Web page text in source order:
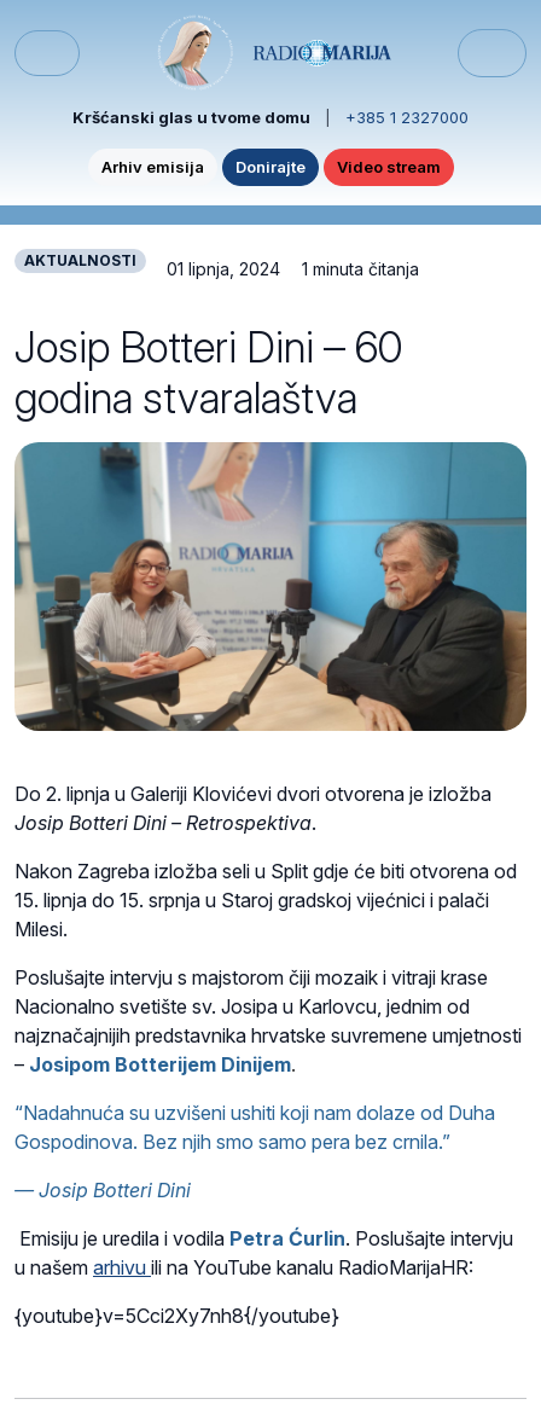
Menu
Kršćanski glas u tvome domu +385 1 2327000
Arhiv emisija Donirajte Video stream
AKTUALNOSTI 01 lipnja, 2024 1 minuta čitanja
Josip Botteri Dini – 60
godina stvaralaštva
Do 2. lipnja u Galeriji Klovićevi dvori otvorena je izložba
Josip Botteri Dini – Retrospektiva.
Nakon Zagreba izložba seli u Split gdje će biti otvorena od
15. lipnja do 15. srpnja u Staroj gradskoj vijećnici i palači
Milesi.
Poslušajte intervju s majstorom čiji mozaik i vitraji krase
Nacionalno svetište sv. Josipa u Karlovcu, jednim od
najznačajnijih predstavnika hrvatske suvremene umjetnosti
– Josipom Botterijem Dinijem.
“Nadahnuća su uzvišeni ushiti koji nam dolaze od Duha
Gospodinova. Bez njih smo samo pera bez crnila.”
— Josip Botteri Dini
Emisiju je uredila i vodila Petra Ćurlin. Poslušajte intervju
u našem arhivu ili na YouTube kanalu RadioMarijaHR:
{youtube}v=5Cci2Xy7nh8{/youtube}